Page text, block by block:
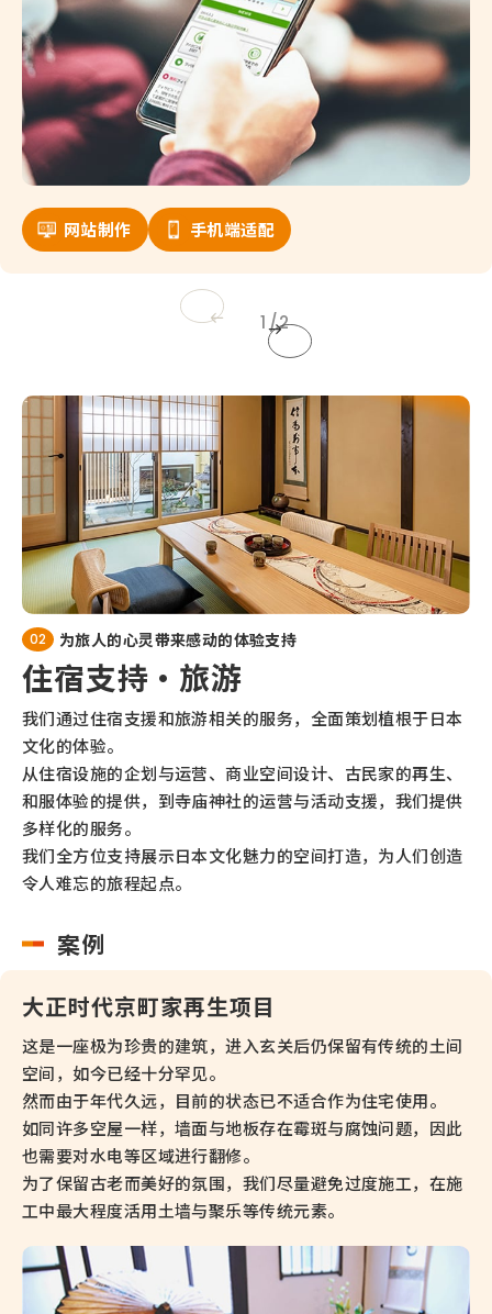
网站制作 手机端适配
1 2
02 为旅人的心灵带来感动的体验支持
住宿支持・旅游
我们通过住宿支援和旅游相关的服务，全面策划植根于日本
文化的体验。
从住宿设施的企划与运营、商业空间设计、古民家的再生、
和服体验的提供，到寺庙神社的运营与活动支援，我们提供
多样化的服务。
我们全方位支持展示日本文化魅力的空间打造，为人们创造
令人难忘的旅程起点。
案例
大正时代京町家再生项目
这是一座极为珍贵的建筑，进入玄关后仍保留有传统的土间
空间，如今已经十分罕见。
然而由于年代久远，目前的状态已不适合作为住宅使用。
如同许多空屋一样，墙面与地板存在霉斑与腐蚀问题，因此
也需要对水电等区域进行翻修。
为了保留古老而美好的氛围，我们尽量避免过度施工，在施
工中最大程度活用土墙与聚乐等传统元素。